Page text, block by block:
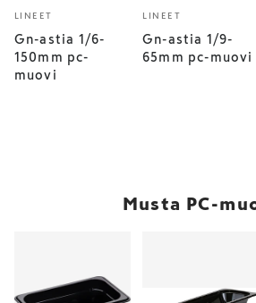
LINEET
Gn-astia 1/6-
150mm pc-
muovi
LINEET
Gn-astia 1/9-
65mm pc-muovi
Musta PC-